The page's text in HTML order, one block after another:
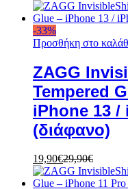
-33%
Προσθήκη στο
ZAGG
Tempered
iPhone 13 /
(διάφανο)
19,90€29,90€